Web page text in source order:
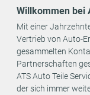
Willkommen bei
Mit einer
Vertrieb von Auto-
gesammelten
Partnerschaften
ATS Auto Teile
der sich immer